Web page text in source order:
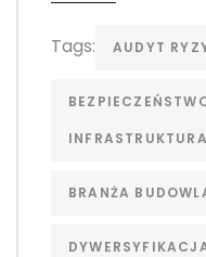
Tags: AUDYT
BRANŻA